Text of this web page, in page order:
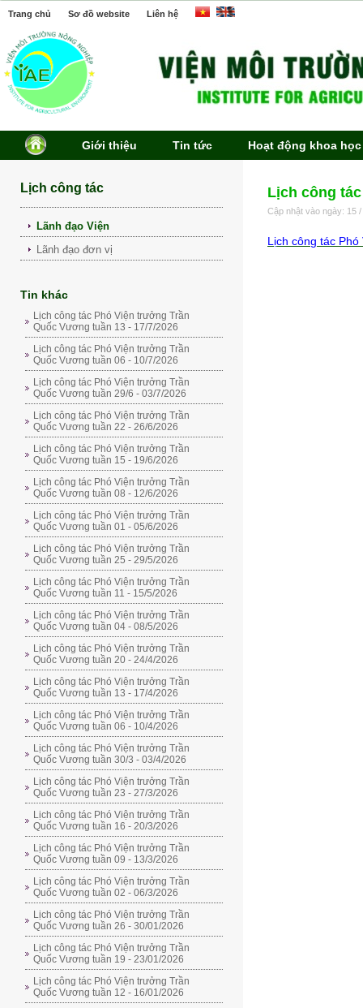
Trang chủ Sơ đồ website Liên hệ
Giới thiệu Tin tức Hoạt động khoa học
Lịch công tác
Lãnh đạo Viện
Lãnh đạo đơn vị
Tin khác
Lịch công tác Phó Viện trưởng Trần
Quốc Vương tuần 13 - 17/7/2026
Lịch công tác Phó Viện trưởng Trần
Quốc Vương tuần 06 - 10/7/2026
Lịch công tác Phó Viện trưởng Trần
Quốc Vương tuần 29/6 - 03/7/2026
Lịch công tác Phó Viện trưởng Trần
Quốc Vương tuần 22 - 26/6/2026
Lịch công tác Phó Viện trưởng Trần
Quốc Vương tuần 15 - 19/6/2026
Lịch công tác Phó Viện trưởng Trần
Quốc Vương tuần 08 - 12/6/2026
Lịch công tác Phó Viện trưởng Trần
Quốc Vương tuần 01 - 05/6/2026
Lịch công tác Phó Viện trưởng Trần
Quốc Vương tuần 25 - 29/5/2026
Lịch công tác Phó Viện trưởng Trần
Quốc Vương tuần 11 - 15/5/2026
Lịch công tác Phó Viện trưởng Trần
Quốc Vương tuần 04 - 08/5/2026
Lịch công tác Phó Viện trưởng Trần
Quốc Vương tuần 20 - 24/4/2026
Lịch công tác Phó Viện trưởng Trần
Quốc Vương tuần 13 - 17/4/2026
Lịch công tác Phó Viện trưởng Trần
Quốc Vương tuần 06 - 10/4/2026
Lịch công tác Phó Viện trưởng Trần
Quốc Vương tuần 30/3 - 03/4/2026
Lịch công tác Phó Viện trưởng Trần
Quốc Vương tuần 23 - 27/3/2026
Lịch công tác Phó Viện trưởng Trần
Quốc Vương tuần 16 - 20/3/2026
Lịch công tác Phó Viện trưởng Trần
Quốc Vương tuần 09 - 13/3/2026
Lịch công tác Phó Viện trưởng Trần
Quốc Vương tuần 02 - 06/3/2026
Lịch công tác Phó Viện trưởng Trần
Quốc Vương tuần 26 - 30/01/2026
Lịch công tác Phó Viện trưởng Trần
Quốc Vương tuần 19 - 23/01/2026
Lịch công tác Phó Viện trưởng Trần
Quốc Vương tuần 12 - 16/01/2026
Lịch công
Cập nhật vào ngày: 15
Lịch công tác